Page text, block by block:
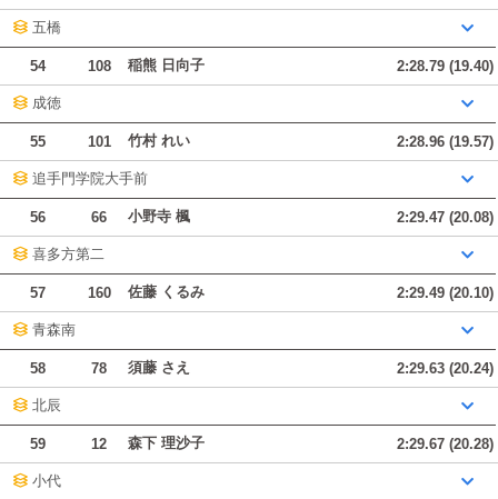
五橋
54 108 稲熊 日向子 2:28.79 (19.40)
成徳
55 101 竹村 れい 2:28.96 (19.57)
追手門学院大手前
56 66 小野寺 楓 2:29.47 (20.08)
喜多方第二
57 160 佐藤 くるみ 2:29.49 (20.10)
青森南
58 78 須藤 さえ 2:29.63 (20.24)
北辰
59 12 森下 理沙子 2:29.67 (20.28)
小代